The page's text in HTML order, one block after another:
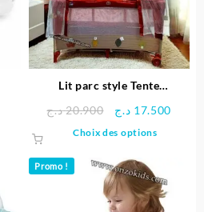
Lit parc style Tente
bébé – Pingouin
20.900 د.ج
Le
était :
17.500 د.ج
Choix des options
Promo !